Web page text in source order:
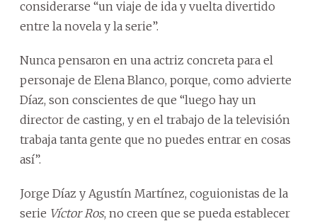
considerarse “un viaje de ida y vuelta divertido
entre la novela y la serie”.
Nunca pensaron en una actriz concreta para el
personaje de Elena Blanco, porque, como advierte
Díaz, son conscientes de que “luego hay un
director de casting, y en el trabajo de la televisión
trabaja tanta gente que no puedes entrar en cosas
así”.
Jorge Díaz y Agustín Martínez, coguionistas de la
serie Víctor Ros, no creen que se pueda establecer